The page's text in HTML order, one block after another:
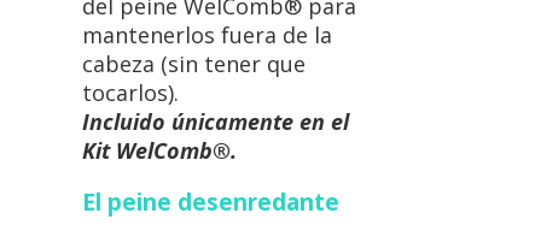
mantenerlos fuera de la
cabeza (sin tener que
tocarlos).
Incluido únicamente en el
Kit WelComb®.
El peine desenredante